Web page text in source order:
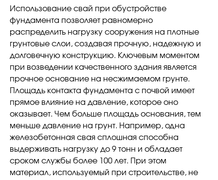
Использование свай при обустройстве
фундамента позволяет равномерно
распределить нагрузку сооружения на плотные
грунтовые слои, создавая прочную, надежную и
долговечную конструкцию. Ключевым моментом
при возведении качественного здания является
прочное основание на несжимаемом грунте.
Площадь контакта фундамента с почвой имеет
прямое влияние на давление, которое оно
оказывает. Чем больше площадь основания, тем
меньше давление на грунт. Например, одна
железобетонная свая сплошная способна
выдерживать нагрузку до 9 тонн и обладает
сроком службы более 100 лет. При этом
материал, используемый при строительстве, не